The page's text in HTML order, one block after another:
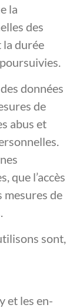
la
des
la durée
données
de
abus et
que l’accès
mesures de
sont,
et les en-